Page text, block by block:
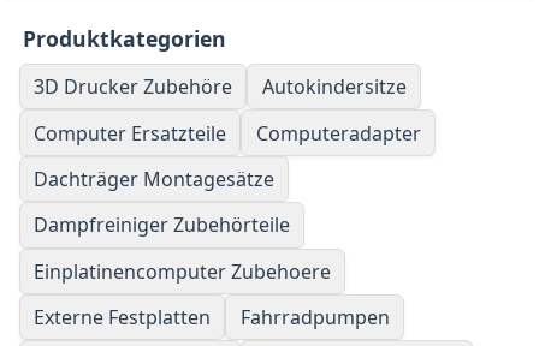
Produktkategorien
3D Drucker Zubehöre
Autokindersitze
Computer Ersatzteile
Computeradapter
Dachträger Montagesätze
Dampfreiniger Zubehörteile
Einplatinencomputer Zubehoere
Externe Festplatten
Fahrradpumpen